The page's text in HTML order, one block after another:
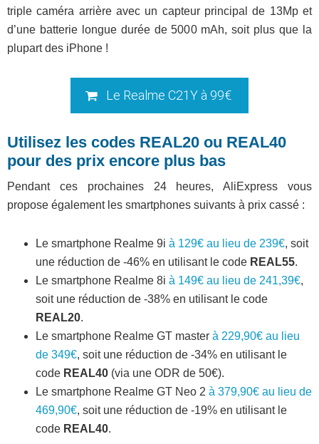
triple caméra arrière avec un capteur principal de 13Mp et
d’une batterie longue durée de 5000 mAh, soit plus que la
plupart des iPhone !
Le Realme C21Y à 99€
Utilisez les codes REAL20 ou REAL40
pour des prix encore plus bas
Pendant ces prochaines 24 heures, AliExpress vous
propose également les smartphones suivants à prix cassé :
Le smartphone Realme 9i à 129€ au lieu de 239€, soit
une réduction de -46% en utilisant le code REAL55.
Le smartphone Realme 8i à 149€ au lieu de 241,39€,
soit une réduction de -38% en utilisant le code
REAL20.
Le smartphone Realme GT master à 229,90€ au lieu
de 349€, soit une réduction de -34% en utilisant le
code REAL40 (via une ODR de 50€).
Le smartphone Realme GT Neo 2 à 379,90€ au lieu de
469,90€, soit une réduction de -19% en utilisant le
code REAL40.